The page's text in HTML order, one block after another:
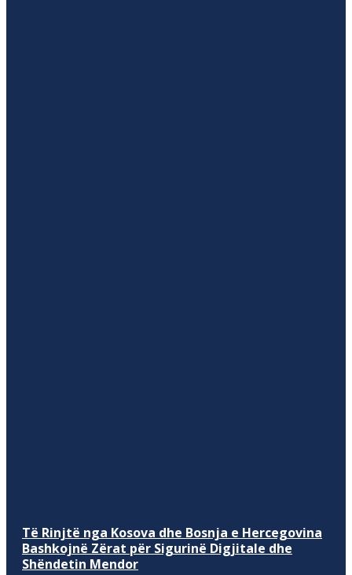
Të Rinjtë nga Kosova dhe Bosnja e Hercegovina
Bashkojnë Zërat për Sigurinë Digjitale dhe
Shëndetin Mendor